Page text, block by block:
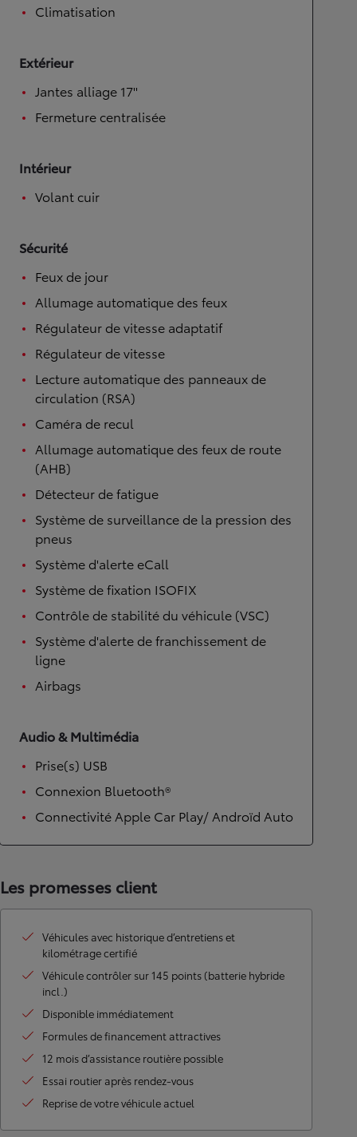
Climatisation
Extérieur
Jantes alliage 17''
Fermeture centralisée
Intérieur
Volant cuir
Sécurité
Feux de jour
Allumage automatique des feux
Régulateur de vitesse adaptatif
Régulateur de vitesse
Lecture automatique des panneaux de
circulation (RSA)
Caméra de recul
Allumage automatique des feux de route
(AHB)
Détecteur de fatigue
Système de surveillance de la pression des
pneus
Système d'alerte eCall
Système de fixation ISOFIX
Contrôle de stabilité du véhicule (VSC)
Système d'alerte de franchissement de
ligne
Airbags
Audio & Multimédia
Prise(s) USB
Connexion Bluetooth®
Connectivité Apple Car Play/ Androïd Auto
Les promesses client
Véhicules avec historique d’entretiens et
kilométrage certifié
Véhicule contrôler sur 145 points (batterie hybride
incl.)
Disponible immédiatement
Formules de financement attractives
12 mois d’assistance routière possible
Essai routier après rendez-vous
Reprise de votre véhicule actuel